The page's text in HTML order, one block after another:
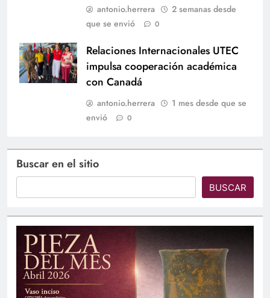
antonio.herrera
2 semanas desde
que se envió
0
Relaciones Internacionales UTEC
impulsa cooperación académica
con Canadá
antonio.herrera
1 mes desde que se
envió
0
Buscar en el sitio
BUSCAR